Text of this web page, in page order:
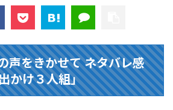
声をきかせて ネタバレ感
かけ３人組」